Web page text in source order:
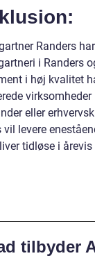
Randers
i Randers
i høj kvalitet
eller
vil levere
tidløse i årevis
tilbyder